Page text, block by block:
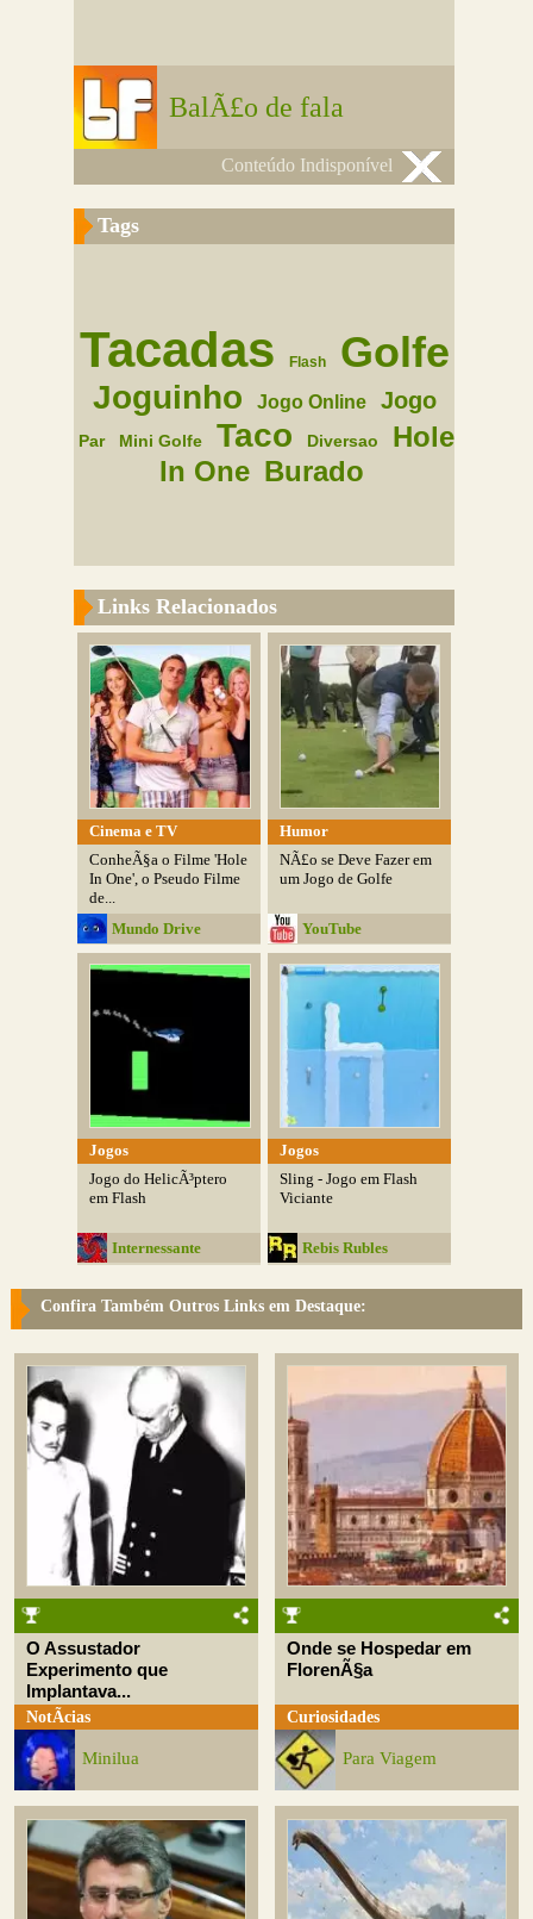
BalÃ£o de fala
Conteúdo Indisponível
Tags
Tacadas Flash Golfe
Joguinho Jogo Online Jogo
Par Mini Golfe Taco Diversao
Hole
In One Burado
Links Relacionados
Cinema e TV
ConheÃ§a o Filme 'Hole
In One', o Pseudo Filme
de...
Mundo Drive
Humor
NÃ£o se Deve Fazer em
um Jogo de Golfe
YouTube
Jogos
Jogo do HelicÃ³ptero
em Flash
Internessante
Jogos
Sling - Jogo em Flash
Viciante
Rebis Rubles
Confira Também Outros Links em Destaque:
O Assustador
Experimento que
Implantava...
NotÃ­cias
Minilua
Onde se Hospedar em
FlorenÃ§a
Curiosidades
Para Viagem